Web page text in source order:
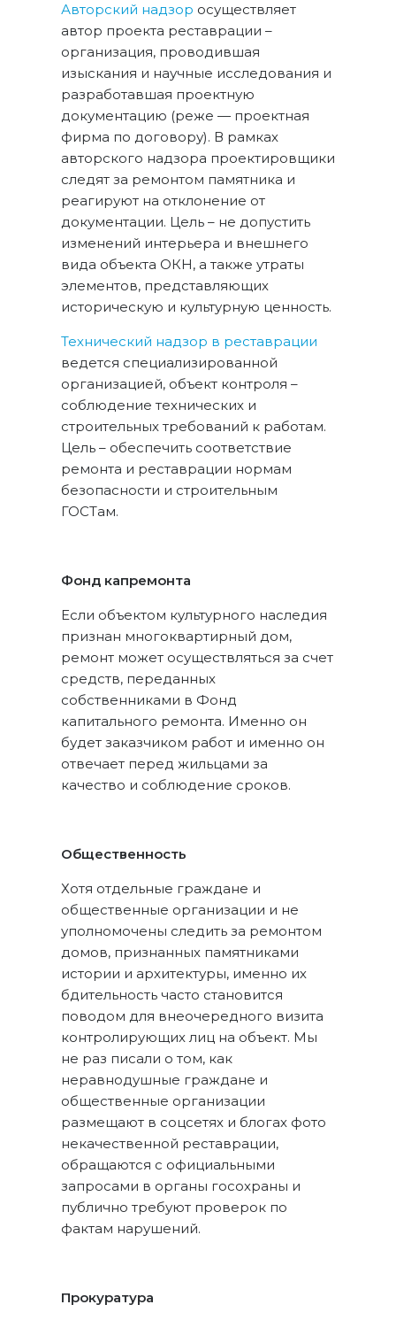
Авторский надзор осуществляет
автор проекта реставрации –
организация, проводившая
изыскания и научные исследования и
разработавшая проектную
документацию (реже — проектная
фирма по договору). В рамках
авторского надзора проектировщики
следят за ремонтом памятника и
реагируют на отклонение от
документации. Цель – не допустить
изменений интерьера и внешнего
вида объекта ОКН, а также утраты
элементов, представляющих
историческую и культурную ценность.
Технический надзор в реставрации
ведется специализированной
организацией, объект контроля –
соблюдение технических и
строительных требований к работам.
Цель – обеспечить соответствие
ремонта и реставрации нормам
безопасности и строительным
ГОСТам.
Фонд капремонта
Если объектом культурного наследия
признан многоквартирный дом,
ремонт может осуществляться за счет
средств, переданных
собственниками в Фонд
капитального ремонта. Именно он
будет заказчиком работ и именно он
отвечает перед жильцами за
качество и соблюдение сроков.
Общественность
Хотя отдельные граждане и
общественные организации и не
уполномочены следить за ремонтом
домов, признанных памятниками
истории и архитектуры, именно их
бдительность часто становится
поводом для внеочередного визита
контролирующих лиц на объект. Мы
не раз писали о том, как
неравнодушные граждане и
общественные организации
размещают в соцсетях и блогах фото
некачественной реставрации,
обращаются с официальными
запросами в органы госохраны и
публично требуют проверок по
фактам нарушений.
Прокуратура